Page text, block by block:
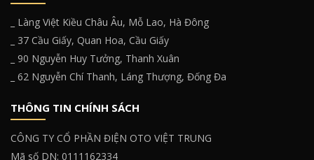
_ Làng Việt Kiều Châu Âu, Mỗ Lao, Hà Đông
_ 37 Cầu Giấy, Quan Hoa, Cầu Giấy
_ 90 Nguyễn Huy Tưởng, Thanh Xuân
_ 62 Nguyễn Chí Thanh, Láng Thượng, Đống Đa
THÔNG TIN CHÍNH SÁCH
CÔNG TY CỔ PHẦN ĐIỆN OTO VIỆT TRUNG
Mã số DN: 0111162334